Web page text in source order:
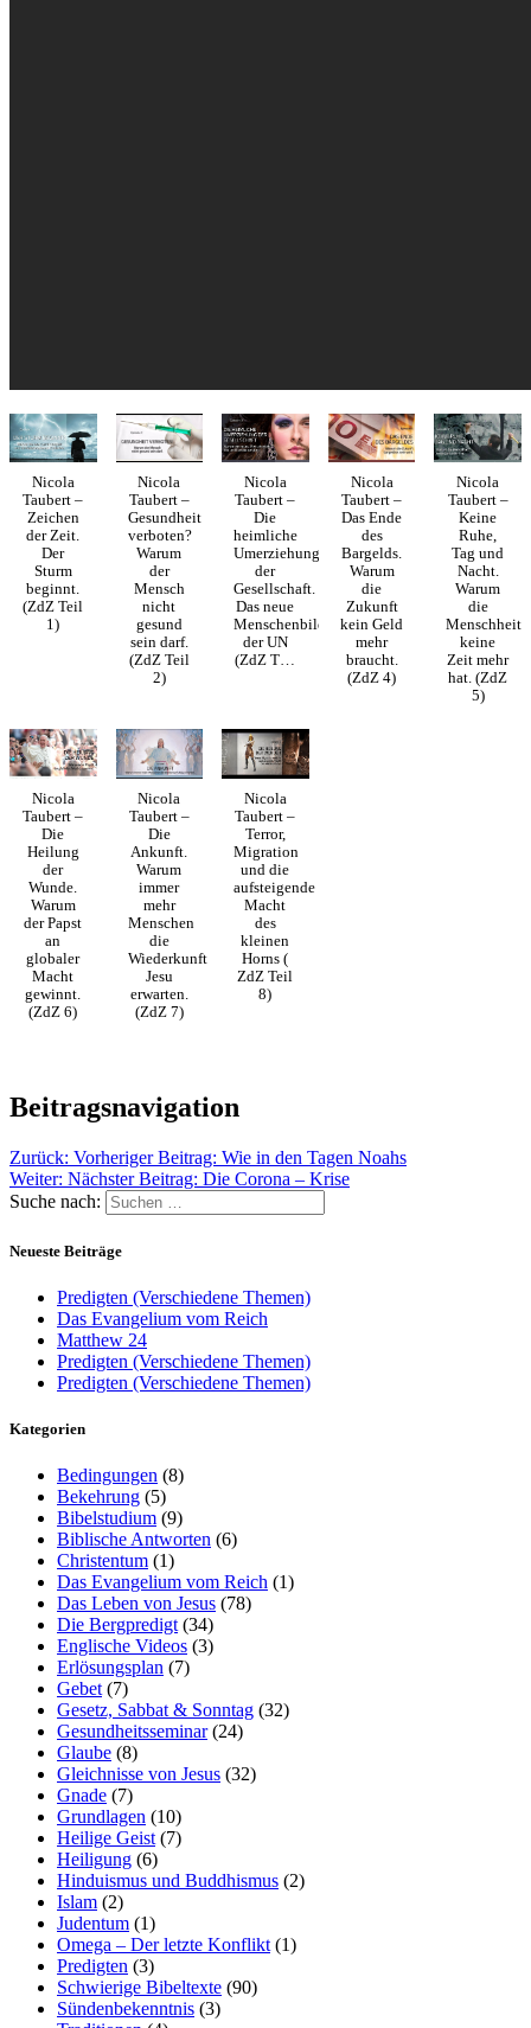
Nicola
Taubert –
Zeichen
der Zeit.
Der
Sturm
beginnt.
(ZdZ Teil
1)
Nicola
Taubert –
Gesundheit
verboten?
Warum
der
Mensch
nicht
gesund
sein darf.
(ZdZ Teil
2)
Nicola
Taubert –
Die
heimliche
Umerziehung
der
Gesellschaft.
Das neue
Menschenbild
der UN
(ZdZ T…
Nicola
Taubert –
Das Ende
des
Bargelds.
Warum
die
Zukunft
kein Geld
mehr
braucht.
(ZdZ 4)
Nicola
Taubert –
Keine
Ruhe,
Tag und
Nacht.
Warum
die
Menschheit
keine
Zeit mehr
hat. (ZdZ
5)
Nicola
Taubert –
Die
Heilung
der
Wunde.
Warum
der Papst
an
globaler
Macht
gewinnt.
(ZdZ 6)
Nicola
Taubert –
Die
Ankunft.
Warum
immer
mehr
Menschen
die
Wiederkunft
Jesu
erwarten.
(ZdZ 7)
Nicola
Taubert –
Terror,
Migration
und die
aufsteigende
Macht
des
kleinen
Horns (
ZdZ Teil
8)
Beitragsnavigation
Zurück: Vorheriger Beitrag: Wie in den Tagen Noahs
Weiter: Nächster Beitrag: Die Corona – Krise
Suche nach:
Neueste Beiträge
Predigten (Verschiedene Themen)
Das Evangelium vom Reich
Matthew 24
Predigten (Verschiedene Themen)
Predigten (Verschiedene Themen)
Kategorien
Bedingungen (8)
Bekehrung (5)
Bibelstudium (9)
Biblische Antworten (6)
Christentum (1)
Das Evangelium vom Reich (1)
Das Leben von Jesus (78)
Die Bergpredigt (34)
Englische Videos (3)
Erlösungsplan (7)
Gebet (7)
Gesetz, Sabbat & Sonntag (32)
Gesundheitsseminar(24)
Glaube (8)
Gleichnisse von Jesus (32)
Gnade (7)
Grundlagen (10)
Heilige Geist (7)
Heiligung (6)
Hinduismus und Buddhismus (2)
Islam (2)
Judentum (1)
Omega – Der letzte Konflikt (1)
Predigten (3)
Schwierige Bibeltexte (90)
Sündenbekenntnis (3)